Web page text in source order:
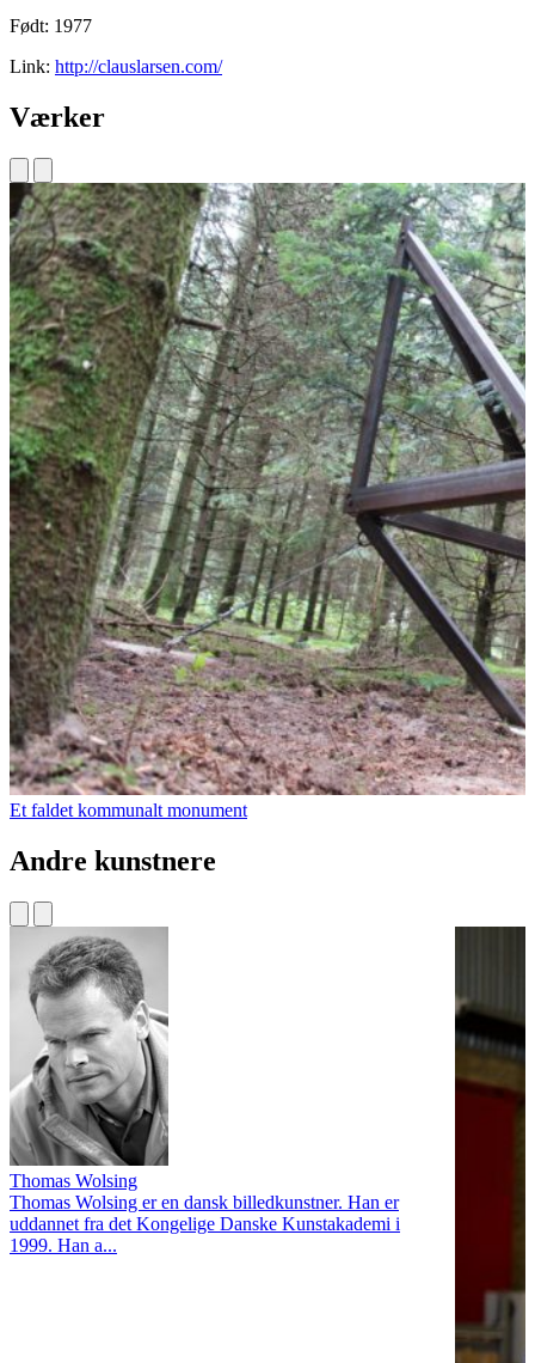
Født: 1977
Link: http://clauslarsen.com/
Værker
Et faldet kommunalt monument
Andre kunstnere
Thomas Wolsing
Thomas Wolsing er en dansk billedkunstner. Han er
uddannet fra det Kongelige Danske Kunstakademi i
1999. Han a...